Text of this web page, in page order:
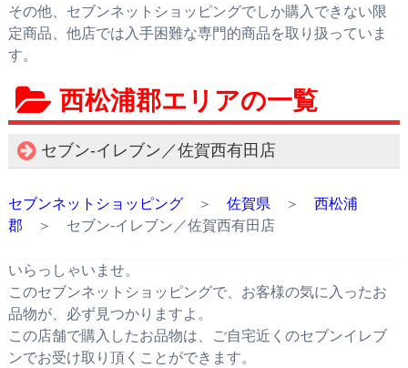
その他、セブンネットショッピングでしか購入できない限
定商品、他店では入手困難な専門的商品を取り扱っていま
す。
西松浦郡エリアの一覧
セブン‐イレブン／佐賀西有田店
セブンネットショッピング＞ 佐賀県 ＞ 西松浦
郡 ＞ セブン‐イレブン／佐賀西有田店
いらっしゃいませ。
このセブンネットショッピングで、お客様の気に入ったお
品物が、必ず見つかりますよ。
この店舗で購入したお品物は、ご自宅近くのセブンイレブ
ンでお受け取り頂くことができます。